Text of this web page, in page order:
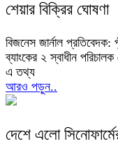
শেয়ার বিক্রির ঘোষণা
বিজনেস জার্নাল প্রতিবেদক:
ব্যাংকের ২ স্বাধীন
এ তথ্য
আরও পড়ুন..
দেশে এলো